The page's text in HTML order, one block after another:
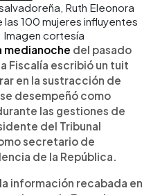
Ruth Eleonora
100 mujeres influyentes
Imagen cortesía
medianoche del pasado
Fiscalía escribió un tuit
en la sustracción de
desempeñó como
las gestiones de
del Tribunal
secretario de
de la República.
información recabada en